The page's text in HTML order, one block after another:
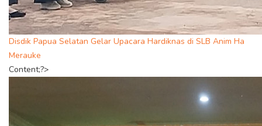
Disdik Papua Selatan Gelar Upacara Hardiknas di SLB Anim Ha
Merauke
Content;?>